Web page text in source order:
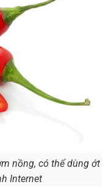
nồng, có thể dùng ớt
Internet